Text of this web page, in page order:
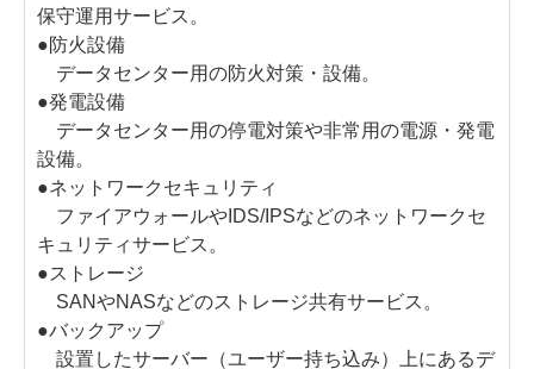
保守運用サービス。
●防火設備
データセンター用の防火対策・設備。
●発電設備
データセンター用の停電対策や非常用の電源・発電
設備。
●ネットワークセキュリティ
ファイアウォールやIDS/IPSなどのネットワークセ
キュリティサービス。
●ストレージ
SANやNASなどのストレージ共有サービス。
●バックアップ
設置したサーバー（ユーザー持ち込み）上にあるデ